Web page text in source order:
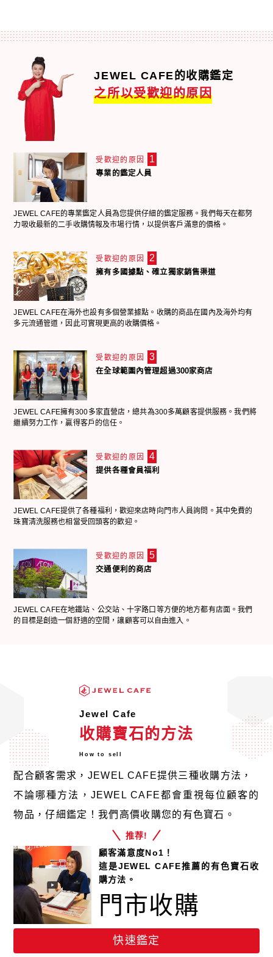
JEWEL CAFE的收購鑑定
之所以受歡迎的原因
受歡迎的原因 1
專業的鑑定人員
JEWEL CAFE的專業鑑定人員為您提供仔細的鑑定服務。我們每天在都努
力吸收最新的二手收購情報及市場行情，以提供客戶滿意的價格。
受歡迎的原因 2
擁有多國據點、確立獨家銷售渠道
JEWEL CAFE在海外也設有多個營業據點。收購的商品在國內及海外均有
多元流通管道，因此可實現更高的收購價格。
受歡迎的原因 3
在全球範圍內管理超過300家商店
JEWEL CAFE擁有300多家直營店，總共為300多萬顧客提供服務。我們將
繼續努力工作，贏得客戶的信任。
受歡迎的原因 4
提供各種會員福利
JEWEL CAFE提供了各種福利，歡迎來店時向門市人員詢問。其中免費的
珠寶清洗服務也相當受回頭客的歡迎。
受歡迎的原因 5
交通便利的商店
JEWEL CAFE在地鐵站、公交站、十字路口等方便的地方都有店面。我們
的目標是創造一個舒適的空間，讓顧客可以自由進入。
Jewel Cafe
收購寶石的方法
How to sell
配合顧客需求，JEWEL CAFE提供三種收購方法，
不論哪種方法，JEWEL CAFE都會重視每位顧客的
物品，仔細鑑定！我們高價收購您的有色寶石。
推荐!
顧客滿意度No1！
這是JEWEL CAFE推薦的有色寶石收
購方法。
門市收購
快速鑑定